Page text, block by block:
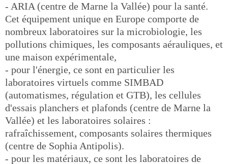
- ARIA (centre de Marne la Vallée) pour la santé.
Cet équipement unique en Europe comporte de
nombreux laboratoires sur la microbiologie, les
pollutions chimiques, les composants aérauliques, et
une maison expérimentale,
- pour l'énergie, ce sont en particulier les
laboratoires virtuels comme SIMBAD
(automatismes, régulation et GTB), les cellules
d'essais planchers et plafonds (centre de Marne la
Vallée) et les laboratoires solaires :
rafraîchissement, composants solaires thermiques
(centre de Sophia Antipolis).
- pour les matériaux, ce sont les laboratoires de